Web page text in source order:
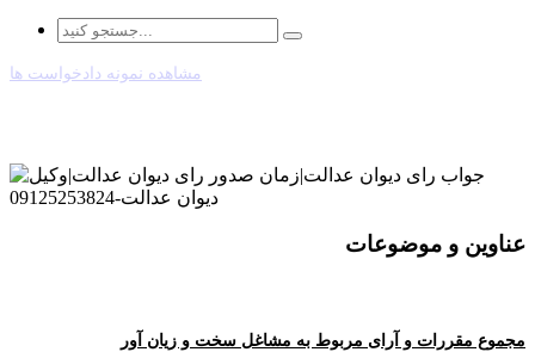
مشاهده نمونه دادخواست ها
عناوین و موضوعات
مجموع مقررات و آرای مربوط به مشاغل سخت و زیان آور